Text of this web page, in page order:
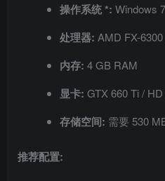
操作系统 *: Windows 7
处理器: AMD FX-
内存: 4 GB RAM
显卡: GTX 660 Ti /
存储空间: 需要 530
推荐配置: